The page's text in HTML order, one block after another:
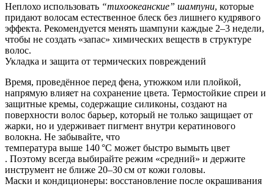
Неплохо использовать “тихоокеанские” шампуни, которые
придают волосам естественное блеск без лишнего кудрявого
эффекта. Рекомендуется менять шампуни каждые 2–3 недели,
чтобы не создать «запас» химических веществ в структуре
волос.
Укладка и защита от термических повреждений
Время, проведённое перед фена, утюжком или плойкой,
напрямую влияет на сохранение цвета. Термостойкие спреи и
защитные кремы, содержащие силиконы, создают на
поверхности волос барьер, который не только защищает от
жарки, но и удерживает пигмент внутри кератинового
волокна. Не забывайте, что
температура выше 140 °C может быстро вымыть цвет
. Поэтому всегда выбирайте режим «средний» и держите
инструмент не ближе 20–30 см от кожи головы.
Маски и кондиционеры: восстановление после окрашивания